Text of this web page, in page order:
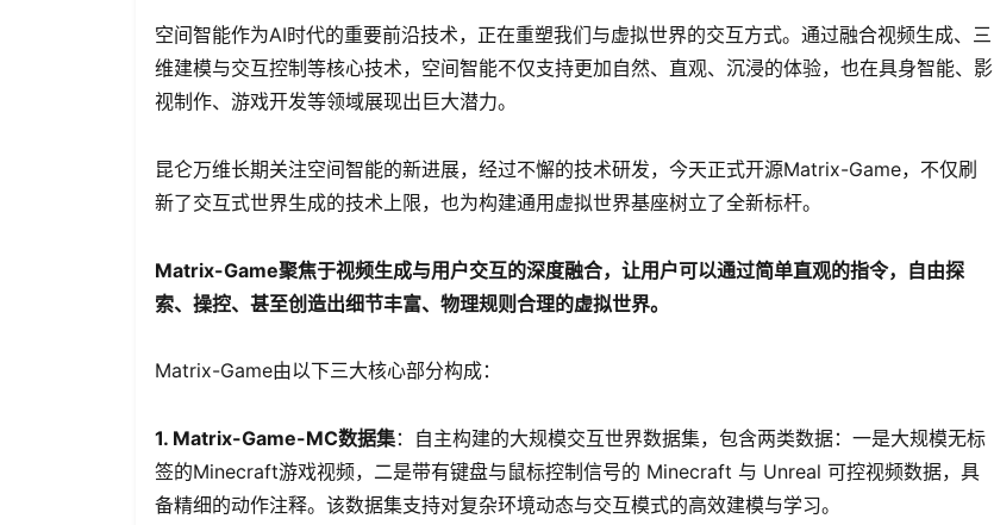
空间智能作为AI时代的重要前沿技术，正在重塑我们与虚拟世界的交互方式。通过融合视频生成、三
维建模与交互控制等核心技术，空间智能不仅支持更加自然、直观、沉浸的体验，也在具身智能、影
视制作、游戏开发等领域展现出巨大潜力。
昆仑万维长期关注空间智能的新进展，经过不懈的技术研发，今天正式开源Matrix-Game，不仅刷
新了交互式世界生成的技术上限，也为构建通用虚拟世界基座树立了全新标杆。
Matrix-Game聚焦于视频生成与用户交互的深度融合，让用户可以通过简单直观的指令，自由探
索、操控、甚至创造出细节丰富、物理规则合理的虚拟世界。
Matrix-Game由以下三大核心部分构成：
1. Matrix-Game-MC数据集：自主构建的大规模交互世界数据集，包含两类数据：一是大规模无标
签的Minecraft游戏视频，二是带有键盘与鼠标控制信号的 Minecraft 与 Unreal 可控视频数据，具
备精细的动作注释。该数据集支持对复杂环境动态与交互模式的高效建模与学习。